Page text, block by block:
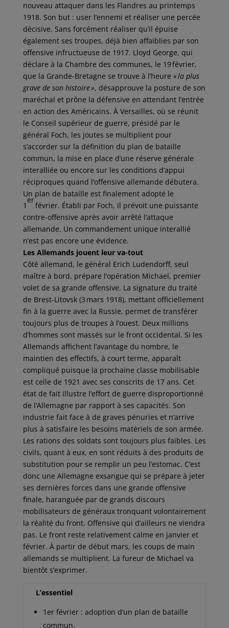
nouveau attaquer dans les Flandres au printemps
1918. Son but : user l’ennemi et réaliser une percée
décisive. Sans forcément réaliser qu’il épuise
également ses troupes, déjà bien affaiblies par son
offensive infructueuse de 1917. Lloyd George, qui
déclare à la Chambre des communes, le 19 février,
que la Grande-Bretagne se trouve à l’heure « la plus
grave de son histoire », désapprouve la posture de son
maréchal et prône la défensive en attendant l’entrée
en action des Américains. À Versailles, où se réunit
le Conseil supérieur de guerre, présidé par le
général Foch, les joutes se multiplient pour
s’accorder sur la définition du plan de bataille
commun, la mise en place d’une réserve générale
interalliée ou encore sur les conditions d’appui
réciproques quand l’offensive allemande débutera.
Un plan de bataille est finalement adopté le
1
er
février. Établi par Foch, il prévoit une puissante
contre-offensive après avoir arrêté l’attaque
allemande. Un commandement unique interallié
n’est pas encore une évidence.
Les Allemands jouent leur va-tout
Côté allemand, le général Erich Ludendorff, seul
maître à bord, prépare l’opération Michael, premier
volet de sa grande offensive. La signature du traité
de Brest-Litovsk (3 mars 1918), mettant officiellement
fin à la guerre avec la Russie, permet de transférer
toujours plus de troupes à l’ouest. Deux millions
d’hommes sont massés sur le front occidental. Si les
Allemands affichent l’avantage du nombre, le
maintien des effectifs, à court terme, apparaît
compliqué puisque la prochaine classe mobilisable
est celle de 1921 avec ses conscrits de 17 ans. Cet
état de fait illustre l’effort de guerre disproportionné
de l’Allemagne par rapport à ses capacités. Son
industrie fait face à de graves pénuries et n’arrive
plus à satisfaire les besoins matériels de son armée.
Les rations des soldats sont toujours plus faibles. Les
civils, quant à eux, en sont réduits à des produits de
substitution pour se remplir un peu l’estomac. C’est
donc une Allemagne exsangue qui se prépare à jeter
ses dernières forces dans une grande offensive
finale, haranguée par de grands discours
mobilisateurs de généraux tronquant volontairement
la réalité du front. Offensive qui d’ailleurs ne viendra
pas. Le front reste relativement calme en janvier et
février. À partir de début mars, les coups de main
allemands se multiplient. La fureur de Michael va
bientôt s’exprimer.
L’essentiel
1er février : adoption d’un plan de bataille
commun.